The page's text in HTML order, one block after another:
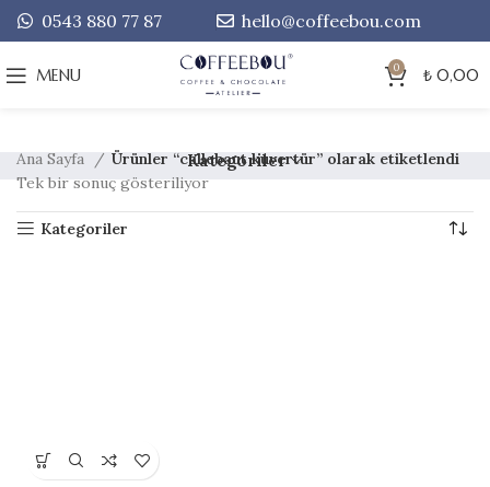
0543 880 77 87 hello@coffeebou.com
MENU 0 ₺ 0,00
Kategoriler
Ana Sayfa
Ürünler “callebaut kuvertür” olarak etiketlendi
Tek bir sonuç gösteriliyor
Kategoriler